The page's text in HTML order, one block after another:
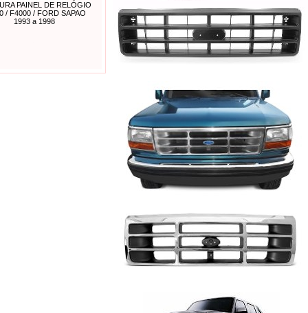
PAINEL DE RELÓGIO
/ F4000 / FORD SAPAO
1993 a 1998